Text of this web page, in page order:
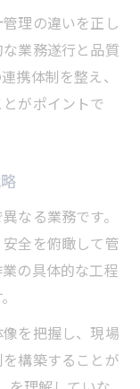
理の違いを正し
業務遂行と品質
携体制を整え、
がポイントで
なる業務です。
全を俯瞰して管
の具体的な工程
を把握し、現場
構築することが